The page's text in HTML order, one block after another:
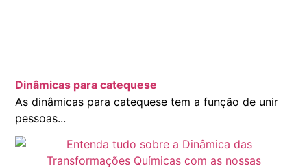
Dinâmicas para catequese
As dinâmicas para catequese tem a função de unir
pessoas...